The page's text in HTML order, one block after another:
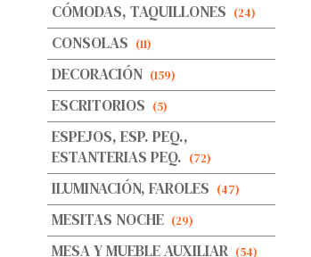
CÓMODAS, TAQUILLONES (24)
CONSOLAS (11)
DECORACIÓN (159)
ESCRITORIOS (5)
ESPEJOS, ESP. PEQ.,
ESTANTERIAS PEQ. (72)
ILUMINACIÓN, FAROLES (47)
MESITAS NOCHE (29)
MESA Y MUEBLE AUXILIAR (54)